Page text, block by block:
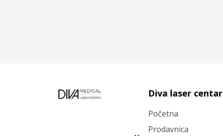
Diva laser centar
Početna
Prodavnica